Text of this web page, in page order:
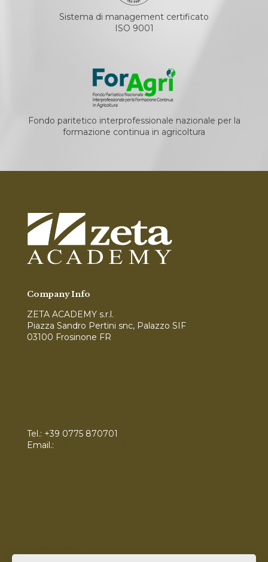
Sistema di management certificato
ISO 9001
Fondo paritetico interprofessionale nazionale per la
formazione continua in agricoltura
Company Info
ZETA ACADEMY s.r.l.
Piazza Sandro Pertini snc, Palazzo SIF
03100 Frosinone FR
Tel.: +39 0775 870701
Email.: